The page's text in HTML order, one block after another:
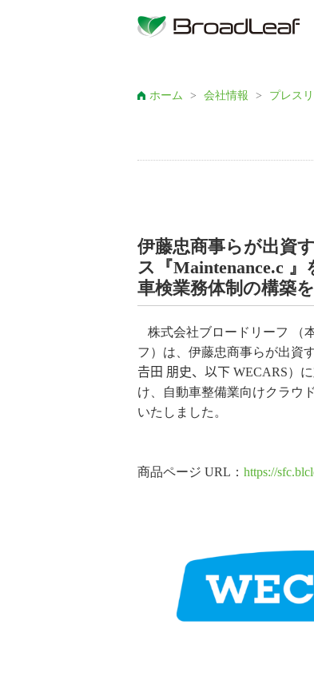
ホーム
> 会社情報 > プレス
伊藤忠商事らが出資
ス『Maintenance.c
車検業務体制の構築
株式会社ブロードリーフ （
フ）は、伊藤忠商事らが出資
𠮷田 朋史、以下 WECARS）
け、自動車整備業向けクラウ
いたしました。
商品ページ URL： https://